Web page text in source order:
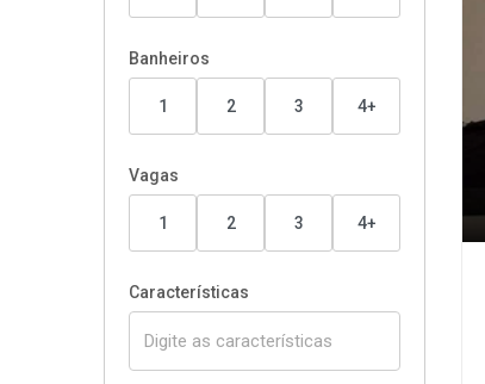
Banheiros
1 2 3 4+
Vagas
1 2 3 4+
Características